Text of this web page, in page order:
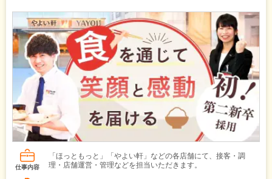
仕事内容
「ほっともっと」「やよい軒」などの各店舗にて、接客・調
理・店舗運営・管理などを担当いただきます。